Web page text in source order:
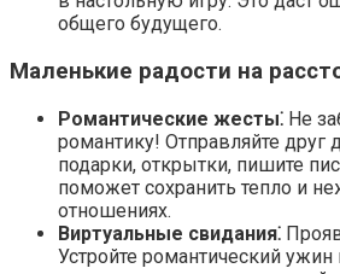
общего будущего.​
Маленькие радости на
Романтические жесты⁚ Не
романтику!​ Отправляйте друг
подарки, открытки, пишите
поможет сохранить тепло и
отношениях.​
Виртуальные свидания⁚
Устройте романтический ужин